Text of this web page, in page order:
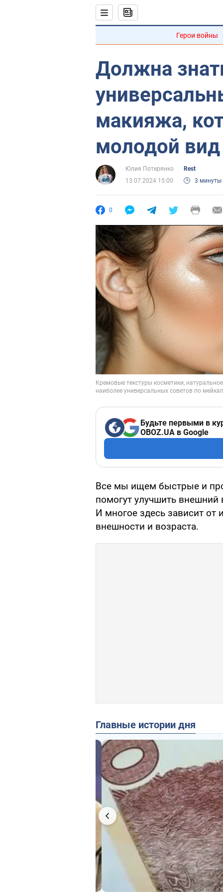
Герои войны
Должна
макияжа,
молодой вид
Юлия Потерянко
Rest
13.07.2024 15:00
3 минуты
0
Будьте первыми в
OBOZ.UA в Google
Все мы ищем быстрые и
помогут улучшить внешний
И многое здесь зависит от
внешности и возраста.
Главные истории дня